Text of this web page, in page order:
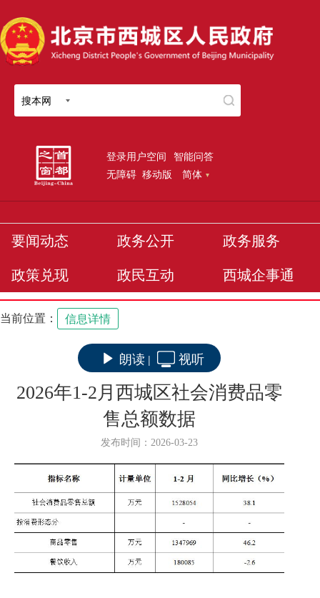
搜本网
登录用户空间 智能问答
无障碍 移动版 简体
要闻动态 政务公开 政务服务
政策兑现 政民互动 西城企事通
当前位置： 信息详情
朗读 | 视听
2026年1-2月西城区社会消费品零
售总额数据
发布时间：2026-03-23